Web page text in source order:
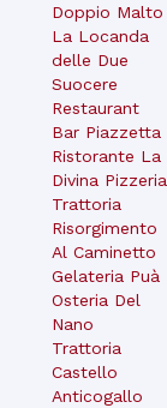
Doppio Malto
La Locanda
delle Due
Suocere
Restaurant
Bar Piazzetta
Ristorante La
Divina Pizzeria
Trattoria
Risorgimento
Al Caminetto
Gelateria Puà
Osteria Del
Nano
Trattoria
Castello
Anticogallo